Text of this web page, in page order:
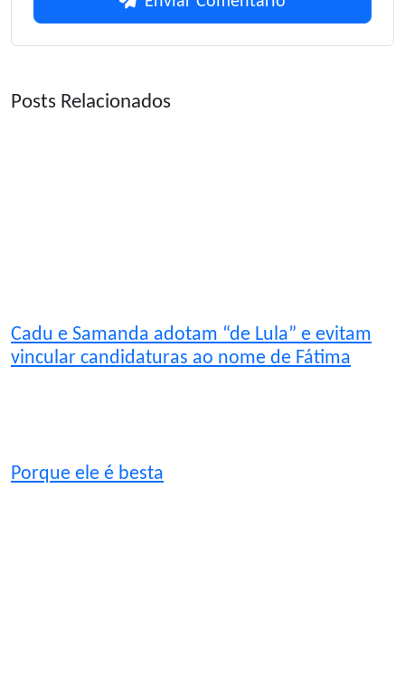
Posts Relacionados
Cadu e Samanda adotam “de Lula” e evitam
vincular candidaturas ao nome de Fátima
Porque ele é besta